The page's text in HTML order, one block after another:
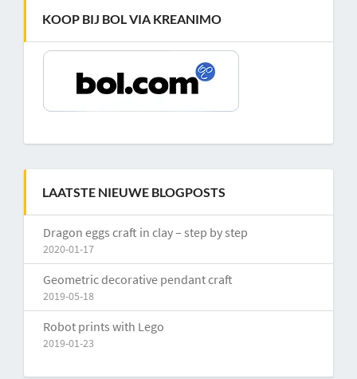
KOOP BIJ BOL VIA KREANIMO
LAATSTE NIEUWE BLOGPOSTS
Dragon eggs craft in clay – step by step
2020-01-17
Geometric decorative pendant craft
2019-05-18
Robot prints with Lego
2019-01-23